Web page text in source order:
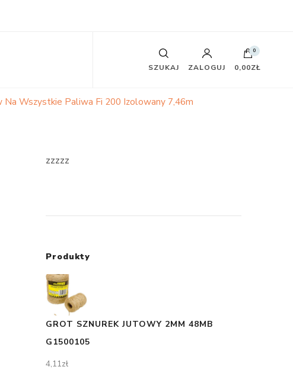
SZUKAJ ZALOGUJ
0
0,00ZŁ
Wszystkie Paliwa Fi 200 Izolowany 7,46m
zzzzz
Produkty
GROT SZNUREK JUTOWY 2MM 48MB
G1500105
4,11zł